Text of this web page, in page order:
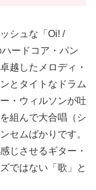
シュな「Oi! /
ードコア・パン
越したメロディ・
とタイトなドラム
・ウィルソンが吐
組んで大合唱（シ
セムばかりです。
じさせるギター・
ではない「歌」と